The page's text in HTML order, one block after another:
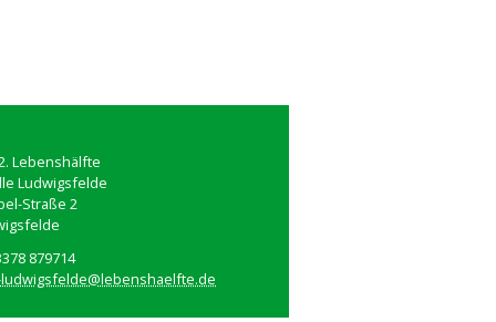
Lebenshälfte
Ludwigsfelde
Straße 2
879714